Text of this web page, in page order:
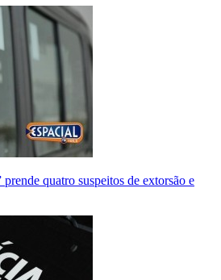
quatro suspeitos de extorsão e